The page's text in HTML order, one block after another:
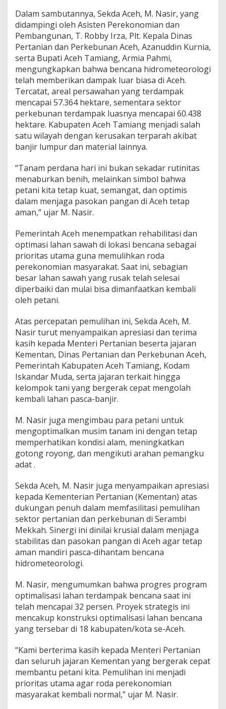
A
c
e
h
:
J
a
a
S
t
a
b
i
l
i
a
s
P
a
n
g
n
T
e
t
a
p
A
m
Dalam sambutannya, Sekda Aceh, M. Nasir, yang
didampingi oleh Asisten Perekonomian dan
Pembangunan, T. Robby Irza, Plt. Kepala Dinas
Pertanian dan Perkebunan Aceh, Azanuddin Kurnia,
serta Bupati Aceh Tamiang, Armia Pahmi,
mengungkapkan bahwa bencana hidrometeorologi
telah memberikan dampak luar biasa di Aceh.
Tercatat, areal persawahan yang terdampak
mencapai 57.364 hektare, sementara sektor
perkebunan terdampak luasnya mencapai 60.438
hektare. Kabupaten Aceh Tamiang menjadi salah
satu wilayah dengan kerusakan terparah akibat
banjir lumpur dan material lainnya.
“Tanam perdana hari ini bukan sekadar rutinitas
menaburkan benih, melainkan simbol bahwa
petani kita tetap kuat, semangat, dan optimis
dalam menjaga pasokan pangan di Aceh tetap
aman,” ujar M. Nasir.
Pemerintah Aceh menempatkan rehabilitasi dan
optimasi lahan sawah di lokasi bencana sebagai
prioritas utama guna memulihkan roda
perekonomian masyarakat. Saat ini, sebagian
besar lahan sawah yang rusak telah selesai
diperbaiki dan mulai bisa dimanfaatkan kembali
oleh petani.
Atas percepatan pemulihan ini, Sekda Aceh, M.
Nasir turut menyampaikan apresiasi dan terima
kasih kepada Menteri Pertanian beserta jajaran
Kementan, Dinas Pertanian dan Perkebunan Aceh,
Pemerintah Kabupaten Aceh Tamiang, Kodam
Iskandar Muda, serta jajaran terkait hingga
kelompok tani yang bergerak cepat mengolah
kembali lahan pasca-banjir.
M. Nasir juga mengimbau para petani untuk
mengoptimalkan musim tanam ini dengan tetap
memperhatikan kondisi alam, meningkatkan
gotong royong, dan mengikuti arahan pemangku
adat .
Sekda Aceh, M. Nasir juga menyampaikan apresiasi
kepada Kementerian Pertanian (Kementan) atas
dukungan penuh dalam memfasilitasi pemulihan
sektor pertanian dan perkebunan di Serambi
Mekkah. Sinergi ini dinilai krusial dalam menjaga
stabilitas dan pasokan pangan di Aceh agar tetap
aman mandiri pasca-dihantam bencana
hidrometeorologi.
M. Nasir, mengumumkan bahwa progres program
optimalisasi lahan terdampak bencana saat ini
telah mencapai 32 persen. Proyek strategis ini
mencakup konstruksi optimalisasi lahan bencana
yang tersebar di 18 kabupaten/kota se-Aceh.
“Kami berterima kasih kepada Menteri Pertanian
dan seluruh jajaran Kementan yang bergerak cepat
membantu petani kita. Pemulihan ini menjadi
prioritas utama agar roda perekonomian
masyarakat kembali normal,” ujar M. Nasir.